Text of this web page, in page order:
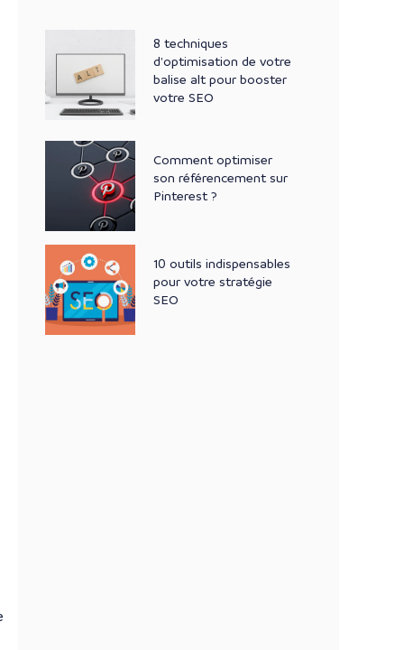
8 techniques
d'optimisation de votre
balise alt pour booster
votre SEO
Comment optimiser
son référencement sur
Pinterest ?
10 outils indispensables
pour votre stratégie
SEO